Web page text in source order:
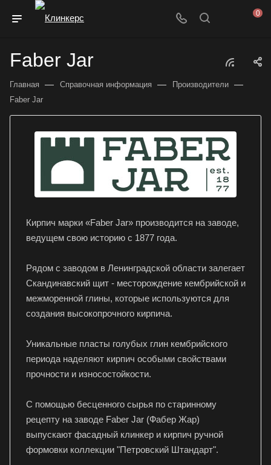
0
Faber Jar
Главная — Справочная информация — Производители —
Faber Jar
Кирпич марки «Faber Jar» производится на заводе,
ведущем свою историю с 1877 года.
Рядом с заводом в Ленинградской области залегает
Скандинавский щит - месторождение кембрийской и
межморенной глины, которые используются для
создания высокопрочного кирпича.
Уникальные пласты голубых глин кембрийского
периода наделяют кирпич особыми свойствами
прочности и износостойкости.
С помощью бесценного сырья по старинному
рецепту на заводе Faber Jar (Фабер Жар)
выпускают фасадный клинкер и кирпич ручной
формовки коллекции "Петровский Штандарт".